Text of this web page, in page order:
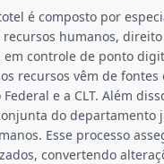
é composto por
humanos,
em controle de ponto
recursos vêm de fontes
e a CLT. Além
do departamento
Esse processo
convertendo